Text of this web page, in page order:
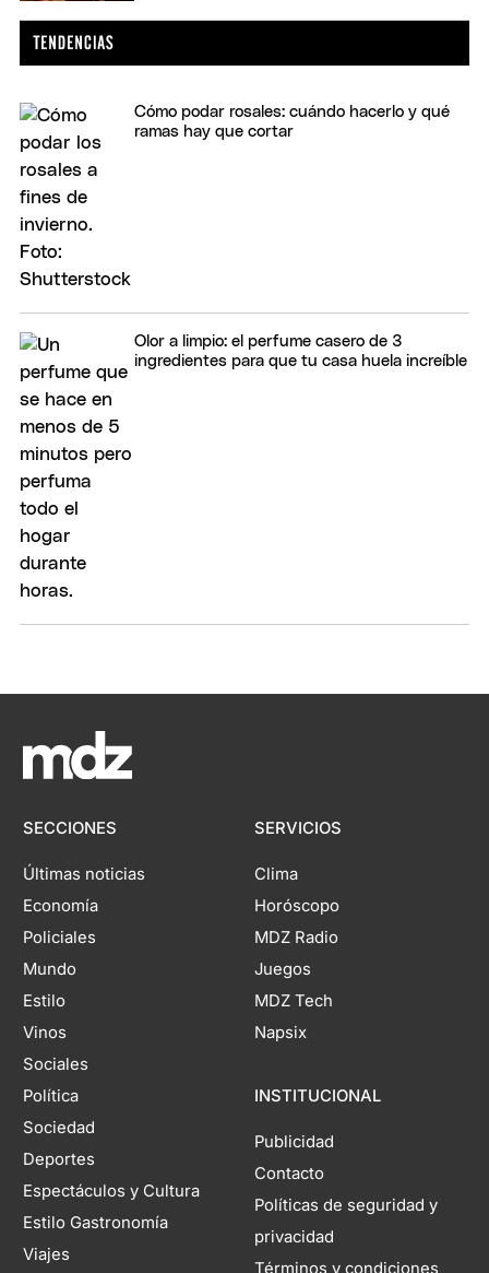
Cómo podar rosales: cuándo hacerlo y qué
ramas hay que cortar
Olor a limpio: el perfume casero de 3
ingredientes para que tu casa huela increíble
SECCIONES
Últimas noticias
Economía
Policiales
Mundo
Estilo
Vinos
Sociales
Política
Sociedad
Deportes
Espectáculos y Cultura
Estilo Gastronomía
Viajes
SERVICIOS
Clima
Horóscopo
MDZ Radio
Juegos
MDZ Tech
Napsix
INSTITUCIONAL
Publicidad
Contacto
Políticas de seguridad y
privacidad